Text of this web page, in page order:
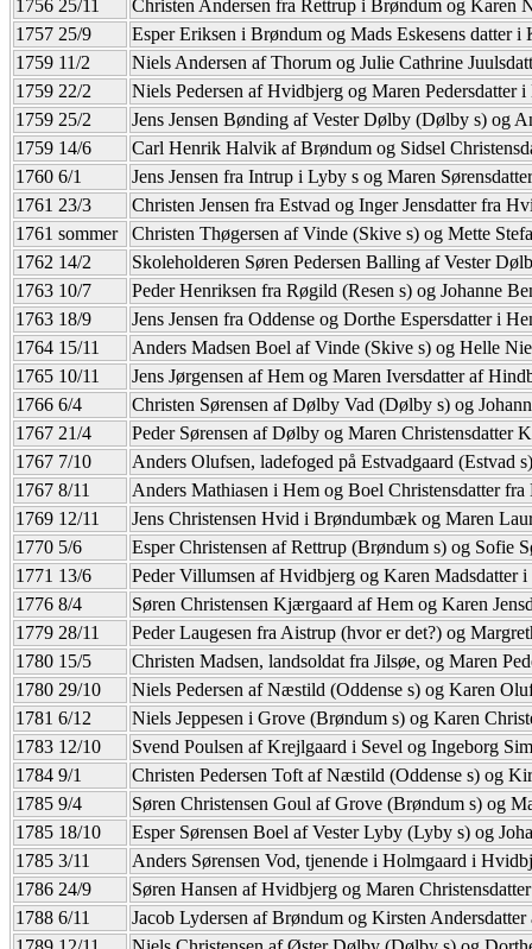
1756 25/11
Christen Andersen fra Rettrup i Brøndum og Karen
1757 25/9
Esper Eriksen i Brøndum og Mads Eskesens datter i
1759 11/2
Niels Andersen af Thorum og Julie Cathrine
1759 22/2
Niels Pedersen af Hvidbjerg og Maren Pedersdatter
1759 25/2
Jens Jensen Bønding af Vester Dølby (Dølby s) og
1759 14/6
Carl Henrik Halvik af Brøndum og Sidsel
1760 6/1
Jens Jensen fra Intrup i Lyby s og Maren
1761 23/3
Christen Jensen fra Estvad og Inger Jensdatter fra
1761 sommer
Christen Thøgersen af Vinde (Skive s) og Mette
1762 14/2
Skoleholderen Søren Pedersen Balling af Vester
1763 10/7
Peder Henriksen fra Røgild (Resen s) og Johanne
1763 18/9
Jens Jensen fra Oddense og Dorthe Espersdatter i
1764 15/11
Anders Madsen Boel af Vinde (Skive s) og Helle
1765 10/11
Jens Jørgensen af Hem og Maren Iversdatter af
1766 6/4
Christen Sørensen af Dølby Vad (Dølby s) og
1767 21/4
Peder Sørensen af Dølby og Maren Christensdatter
1767 7/10
Anders Olufsen, ladefoged på Estvadgaard (Estvad
1767 8/11
Anders Mathiasen i Hem og Boel Christensdatter
1769 12/11
Jens Christensen Hvid i Brøndumbæk og Maren
1770 5/6
Esper Christensen af Rettrup (Brøndum s) og Sofie
1771 13/6
Peder Villumsen af Hvidbjerg og Karen Madsdatter
1776 8/4
Søren Christensen Kjærgaard af Hem og Karen
1779 28/11
Peder Laugesen fra Aistrup (hvor er det?) og
1780 15/5
Christen Madsen, landsoldat fra Jilsøe, og Maren
1780 29/10
Niels Pedersen af Næstild (Oddense s) og Karen
1781 6/12
Niels Jeppesen i Grove (Brøndum s) og Karen
1783 12/10
Svend Poulsen af Krejlgaard i Sevel og Ingeborg
1784 9/1
Christen Pedersen Toft af Næstild (Oddense s) og
1785 9/4
Søren Christensen Goul af Grove (Brøndum s) og
1785 18/10
Esper Sørensen Boel af Vester Lyby (Lyby s) og
1785 3/11
Anders Sørensen Vod, tjenende i Holmgaard i
1786 24/9
Søren Hansen af Hvidbjerg og Maren Christensdatter
1788 6/11
Jacob Lydersen af Brøndum og Kirsten Andersdatter